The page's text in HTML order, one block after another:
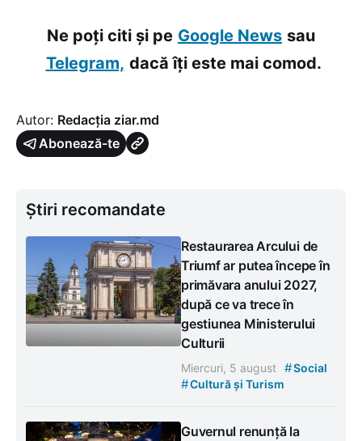
Ne poți citi și pe Google News sau
Telegram, dacă îți este mai comod.
Autor: Redacția ziar.md
Abonează-te
Știri recomandate
Restaurarea Arcului de
Triumf ar putea începe în
primăvara anului 2027,
după ce va trece în
gestiunea Ministerului
Culturii
Miercuri, 5 august #Social
#Cultură și Turism
Guvernul renunță la